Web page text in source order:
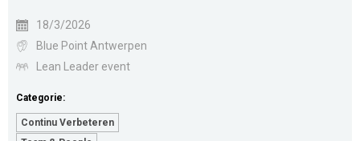
18/3/2026
Blue Point Antwerpen
Lean Leader event
Categorie:
Continu Verbeteren